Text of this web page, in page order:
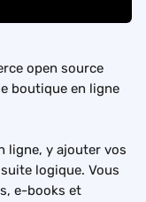
open source
boutique en ligne
ligne, y ajouter vos
logique. Vous
e-books et